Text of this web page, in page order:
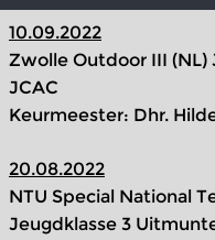
10.09.2022
Zwolle Outdoor III (NL)
JCAC
Keurmeester: Dhr.
20.08.2022
NTU Special National
Jeugdklasse 3